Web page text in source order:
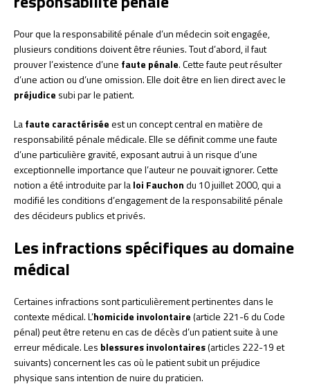
Pour que la responsabilité pénale d’un médecin soit engagée,
plusieurs conditions doivent être réunies. Tout d’abord, il faut
prouver l’existence d’une faute pénale. Cette faute peut résulter
d’une action ou d’une omission. Elle doit être en lien direct avec le
préjudice subi par le patient.
Lafaute caractériséeest un concept central en matière de
responsabilité pénale médicale. Elle se définit comme une faute
d’une particulière gravité, exposant autrui à un risque d’une
exceptionnelle importance que l’auteur ne pouvait ignorer. Cette
notion a été introduite par laloi Fauchondu 10 juillet 2000, qui a
modifié les conditions d’engagement de la responsabilité pénale
des décideurs publics et privés.
Les infractions spécifiques au domaine
médical
Certaines infractions sont particulièrement pertinentes dans le
contexte médical. L’homicide involontaire(article 221-6 du Code
pénal) peut être retenu en cas de décès d’un patient suite à une
erreur médicale. Les blessures involontaires(articles 222-19 et
suivants) concernent les cas où le patient subit un préjudice
physique sans intention de nuire du praticien.